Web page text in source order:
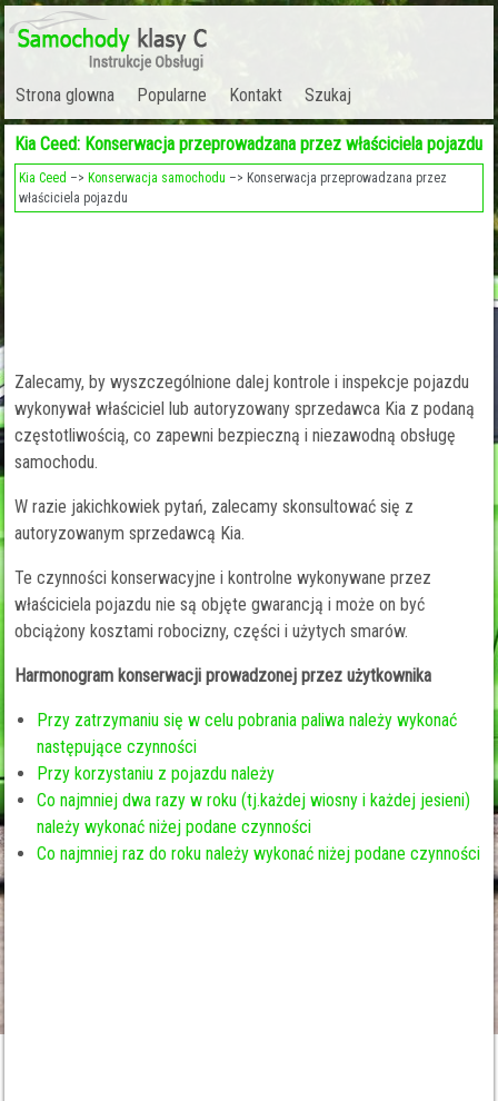
Strona glowna Popularne Kontakt Szukaj
Kia Ceed: Konserwacja przeprowadzana przez właściciela pojazdu
Kia Ceed –> Konserwacja samochodu –> Konserwacja przeprowadzana przez
właściciela pojazdu
Zalecamy, by wyszczególnione dalej kontrole i inspekcje pojazdu
wykonywał właściciel lub autoryzowany sprzedawca Kia z podaną
częstotliwością, co zapewni bezpieczną i niezawodną obsługę
samochodu.
W razie jakichkowiek pytań, zalecamy skonsultować się z
autoryzowanym sprzedawcą Kia.
Te czynności konserwacyjne i kontrolne wykonywane przez
właściciela pojazdu nie są objęte gwarancją i może on być
obciążony kosztami robocizny, części i użytych smarów.
Harmonogram konserwacji prowadzonej przez użytkownika
Przy zatrzymaniu się w celu pobrania paliwa należy wykonać
następujące czynności
Przy korzystaniu z pojazdu należy
Co najmniej dwa razy w roku (tj.każdej wiosny i każdej jesieni)
należy wykonać niżej podane czynności
Co najmniej raz do roku należy wykonać niżej podane czynności